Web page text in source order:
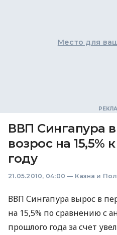
Место для
ВВП Сингапура
возрос на 15,5%
году
21.05.2010, 04:00 — Казна и
ВВП Сингапура вырос в
на 15,5% по сравнению с
прошлого года за счет